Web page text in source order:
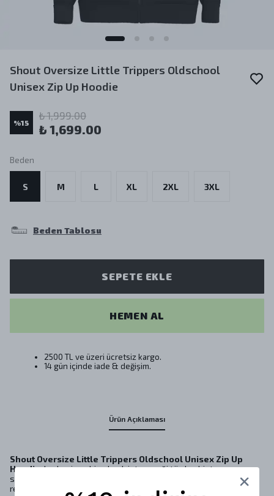
Shout Oversize Little Trippers Oldschool
Unisex Zip Up Hoodie
%15
₺ 1,999.00
₺ 1,699.00
Beden
S M L XL 2XL 3XL
Beden Tablosu
SEPETE EKLE
HEMEN AL
2500 TL ve üzeri ücretsiz kargo.
14 gün içinde iade & değişim.
Ürün Açıklaması
Shout Oversize Little Trippers Oldschool Unisex Zip Up
Hoodie, herkesin sahip olmak isteyeceği türden bir tasarıma
sahip olup benzersiz bir parçadır. Bu
oversize zip up hoodie,
retro tarzını günümüz modasıyla harmanlayarak, göz alıcı bir